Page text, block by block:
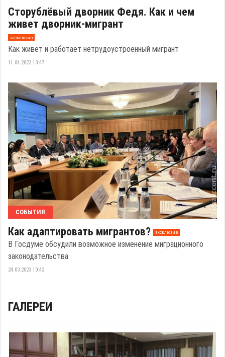
Сторублёвый дворник Федя. Как и чем
живет дворник-мигрант
эксклюзив
Как живет и работает нетрудоустроенный мигрант
11.04.2023 13:47
СОБЫТИЯ
Как адаптировать мигрантов? эксклюзив
В Госдуме обсудили возможное изменение миграционного
законодательства
24.03.2023 10:42
ГАЛЕРЕИ